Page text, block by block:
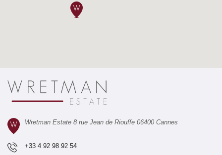
Wretman Estate 8 rue Jean de Riouffe 06400 Cannes
+33 4 92 98 92 54